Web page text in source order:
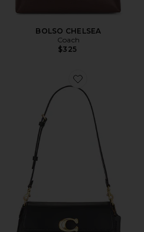
BOLSO CHELSEA
Coach
$325
Favorite BOLSO JET